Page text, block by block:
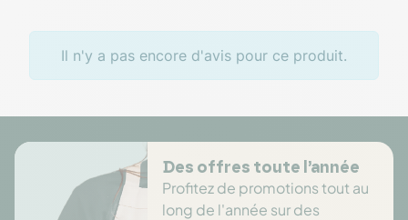
Il n'y a pas encore d'avis pour ce produit.
Des offres toute l’année
Profitez de promotions tout au
long de l'année sur des